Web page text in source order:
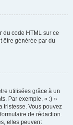
du code HTML sur ce
être générée par du
utilisées grâce à un
Par exemple, « :) »
tristesse. Vous pouvez
de rédaction.
elles peuvent